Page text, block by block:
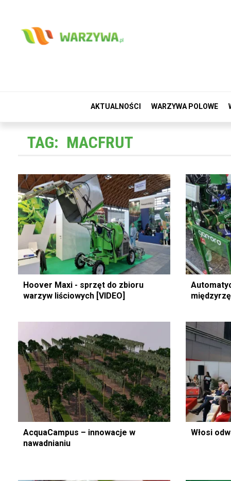
AKTUALNOŚCI WARZYWA POLOWE
TAG: MACFRUT
Hoover Maxi - sprzęt do zbioru
warzyw liściowych [VIDEO]
AcquaCampus – innowacje w
nawadnianiu
Włosi